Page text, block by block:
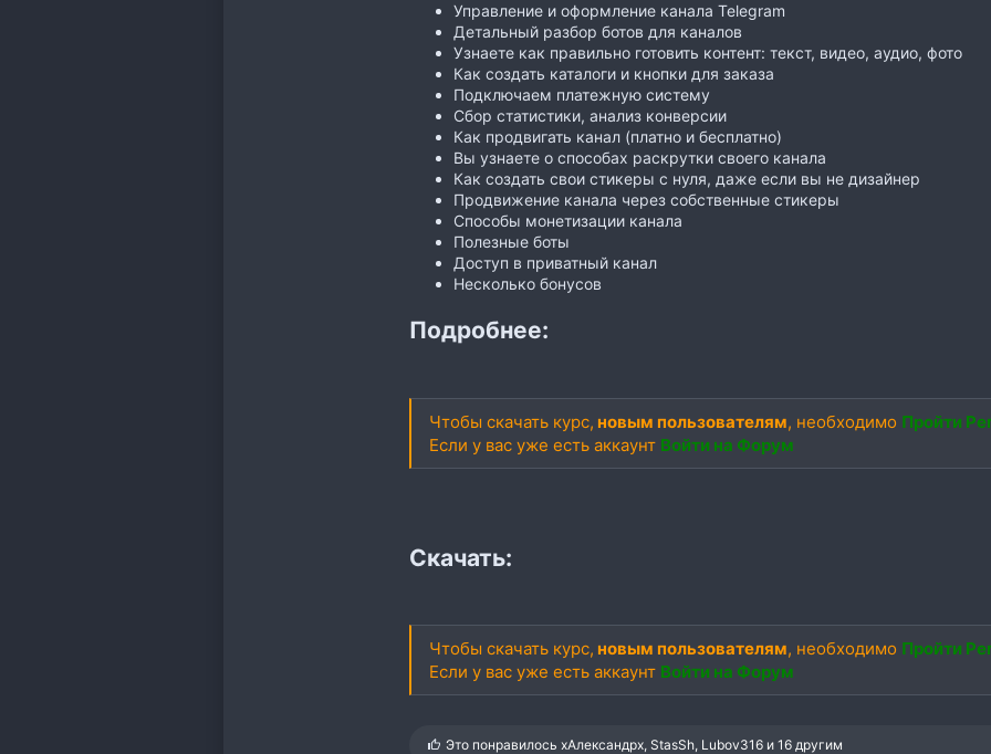
Управление и оформление канала Telegram
Детальный разбор ботов для каналов
Узнаете как правильно готовить контент: текст, видео, аудио, фото
Как создать каталоги и кнопки для заказа
Подключаем платежную систему
Сбор статистики, анализ конверсии
Как продвигать канал (платно и бесплатно)
Вы узнаете о способах раскрутки своего канала
Как создать свои стикеры с нуля, даже если вы не дизайнер
Продвижение канала через собственные стикеры
Способы монетизации канала
Полезные боты
Доступ в приватный канал
Несколько бонусов
Подробнее:
Чтобы скачать курс, новым пользователям, необходимо Пройти
Если у вас уже есть аккаунт Войти на Форум
Скачать:
Чтобы скачать курс, новым пользователям, необходимо Пройти
Если у вас уже есть аккаунт Войти на Форум
С
Это понравилось xАлександрx, StasSh, Lubov316и 16 другим